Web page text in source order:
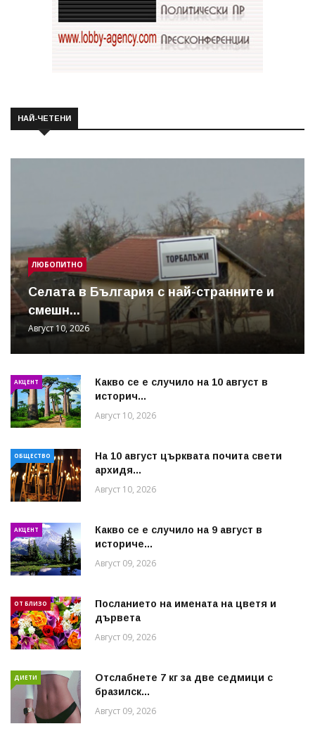
НАЙ-ЧЕТЕНИ
ЛЮБОПИТНО
Cелата в България с най-странните и
смешн...
Август 10, 2026
АКЦЕНТ
Какво се е случило на 10 август в
историч...
Август 10, 2026
ОБЩЕСТВО
На 10 август църквата почита свети
архидя...
Август 10, 2026
АКЦЕНТ
Какво се е случило на 9 август в
историче...
Август 09, 2026
ОТ БЛИЗО
Посланието на имената на цветя и
дървета
Август 09, 2026
ДИЕТИ
Отслабнете 7 кг за две седмици с
бразилск...
Август 09, 2026